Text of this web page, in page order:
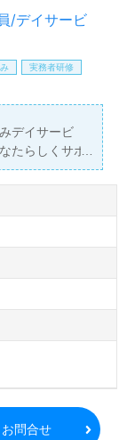
！お問い合わ
/デイサービ
実務者研修
デイサービ
たらしくサポ
円/賞与
高田馬場
高田馬場』ベ
の運営です。
ビス、訪問
ニア支援事業
仕事も全力で
す。デイサー
ハビリ運動量
お問合せ